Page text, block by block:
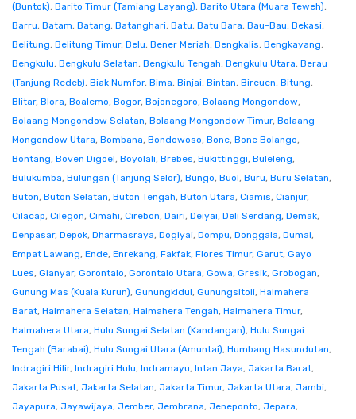
(Buntok), Barito Timur (Tamiang Layang), Barito Utara (Muara Teweh),
Barru, Batam, Batang, Batanghari, Batu, Batu Bara, Bau-Bau, Bekasi,
Belitung, Belitung Timur, Belu, Bener Meriah, Bengkalis, Bengkayang,
Bengkulu, Bengkulu Selatan, Bengkulu Tengah, Bengkulu Utara, Berau
(Tanjung Redeb), Biak Numfor, Bima, Binjai, Bintan, Bireuen, Bitung,
Blitar, Blora, Boalemo, Bogor, Bojonegoro, Bolaang Mongondow,
Bolaang Mongondow Selatan, Bolaang Mongondow Timur, Bolaang
Mongondow Utara, Bombana, Bondowoso, Bone, Bone Bolango,
Bontang, Boven Digoel, Boyolali, Brebes, Bukittinggi, Buleleng,
Bulukumba, Bulungan (Tanjung Selor), Bungo, Buol, Buru, Buru Selatan,
Buton, Buton Selatan, Buton Tengah, Buton Utara, Ciamis, Cianjur,
Cilacap, Cilegon, Cimahi, Cirebon, Dairi, Deiyai, Deli Serdang, Demak,
Denpasar, Depok, Dharmasraya, Dogiyai, Dompu, Donggala, Dumai,
Empat Lawang, Ende, Enrekang, Fakfak, Flores Timur, Garut, Gayo
Lues, Gianyar, Gorontalo, Gorontalo Utara, Gowa, Gresik, Grobogan,
Gunung Mas (Kuala Kurun), Gunungkidul, Gunungsitoli, Halmahera
Barat, Halmahera Selatan, Halmahera Tengah, Halmahera Timur,
Halmahera Utara, Hulu Sungai Selatan (Kandangan), Hulu Sungai
Tengah (Barabai), Hulu Sungai Utara (Amuntai), Humbang Hasundutan,
Indragiri Hilir, Indragiri Hulu, Indramayu, Intan Jaya, Jakarta Barat,
Jakarta Pusat, Jakarta Selatan, Jakarta Timur, Jakarta Utara, Jambi,
Jayapura, Jayawijaya, Jember, Jembrana, Jeneponto, Jepara,